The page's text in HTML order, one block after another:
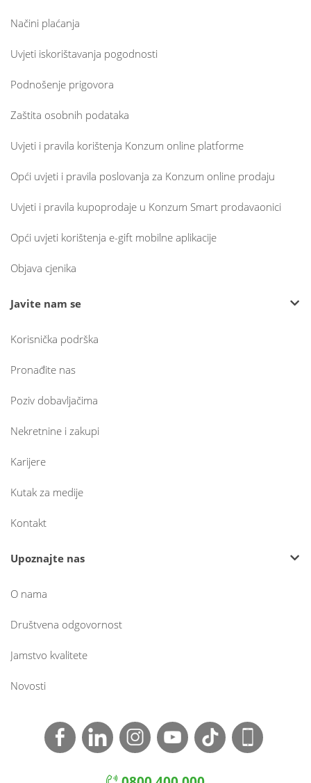
Načini plaćanja
Uvjeti iskorištavanja pogodnosti
Podnošenje prigovora
Zaštita osobnih podataka
Uvjeti i pravila korištenja Konzum online platforme
Opći uvjeti i pravila poslovanja za Konzum online prodaju
Uvjeti i pravila kupoprodaje u Konzum Smart prodavaonici
Opći uvjeti korištenja e-gift mobilne aplikacije
Objava cjenika
Javite nam se
Korisnička podrška
Pronađite nas
Poziv dobavljačima
Nekretnine i zakupi
Karijere
Kutak za medije
Kontakt
Upoznajte nas
O nama
Društvena odgovornost
Jamstvo kvalitete
Novosti